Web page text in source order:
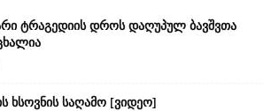
ტრაგედიის დროს დაღუპულ ბავშვთა
საღამო [ვიდეო]